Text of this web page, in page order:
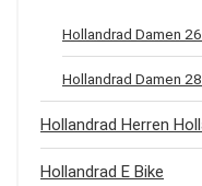
Hollandrad Damen
Hollandrad Damen
Hollandrad Herren
Hollandrad E Bike